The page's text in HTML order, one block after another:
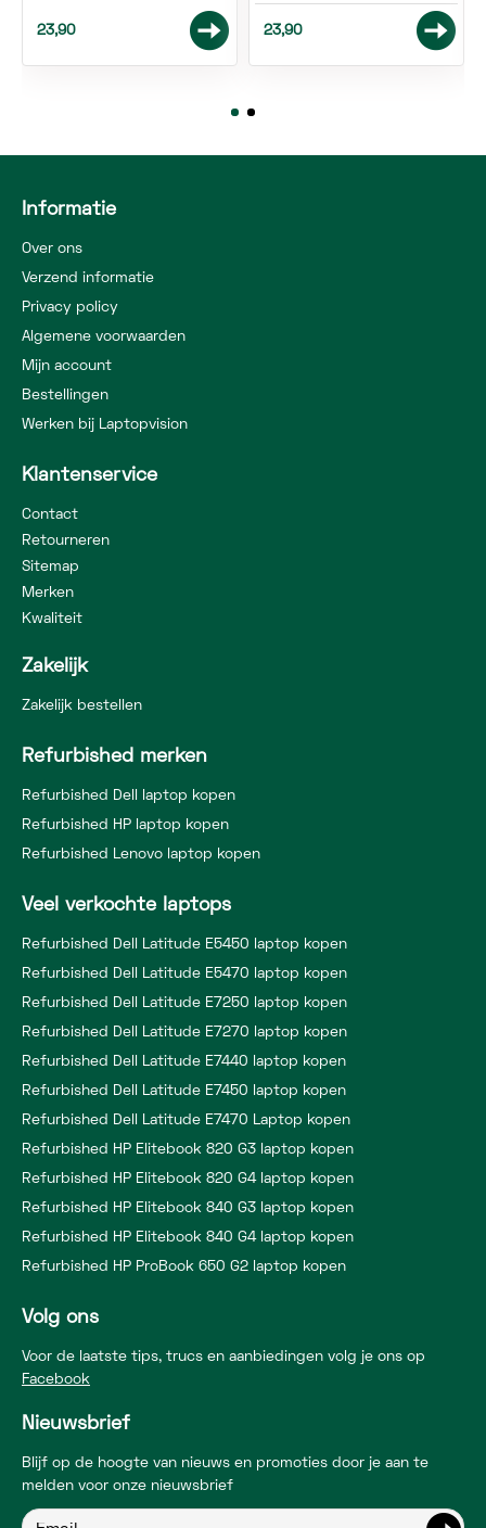
23,90 23,90
Informatie
Over ons
Verzend informatie
Privacy policy
Algemene voorwaarden
Mijn account
Bestellingen
Werken bij Laptopvision
Klantenservice
Contact
Retourneren
Sitemap
Merken
Kwaliteit
Zakelijk
Zakelijk bestellen
Refurbished merken
Refurbished Dell laptop kopen
Refurbished HP laptop kopen
Refurbished Lenovo laptop kopen
Veel verkochte laptops
Refurbished Dell Latitude E5450 laptop kopen
Refurbished Dell Latitude E5470 laptop kopen
Refurbished Dell Latitude E7250 laptop kopen
Refurbished Dell Latitude E7270 laptop kopen
Refurbished Dell Latitude E7440 laptop kopen
Refurbished Dell Latitude E7450 laptop kopen
Refurbished Dell Latitude E7470 Laptop kopen
Refurbished HP Elitebook 820 G3 laptop kopen
Refurbished HP Elitebook 820 G4 laptop kopen
Refurbished HP Elitebook 840 G3 laptop kopen
Refurbished HP Elitebook 840 G4 laptop kopen
Refurbished HP ProBook 650 G2 laptop kopen
Volg ons
Voor de laatste tips, trucs en aanbiedingen volg je ons op
Facebook
Nieuwsbrief
Blijf op de hoogte van nieuws en promoties door je aan te
melden voor onze nieuwsbrief